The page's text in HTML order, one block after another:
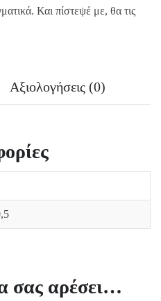
Και πίστεψέ με, θα τις
Αξιολογήσεις (0)
σας αρέσει…